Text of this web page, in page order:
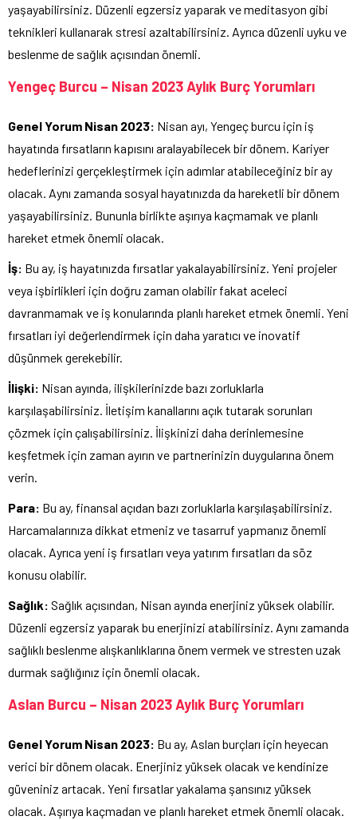
yaşayabilirsiniz. Düzenli egzersiz yaparak ve meditasyon gibi
teknikleri kullanarak stresi azaltabilirsiniz. Ayrıca düzenli uyku ve
beslenme de sağlık açısından önemli.
Yengeç Burcu – Nisan 2023 Aylık Burç Yorumları
Genel Yorum Nisan 2023: Nisan ayı, Yengeç burcu için iş
hayatında fırsatların kapısını aralayabilecek bir dönem. Kariyer
hedeflerinizi gerçekleştirmek için adımlar atabileceğiniz bir ay
olacak. Aynı zamanda sosyal hayatınızda da hareketli bir dönem
yaşayabilirsiniz. Bununla birlikte aşırıya kaçmamak ve planlı
hareket etmek önemli olacak.
İş: Bu ay, iş hayatınızda fırsatlar yakalayabilirsiniz. Yeni projeler
veya işbirlikleri için doğru zaman olabilir fakat aceleci
davranmamak ve iş konularında planlı hareket etmek önemli. Yeni
fırsatları iyi değerlendirmek için daha yaratıcı ve inovatif
düşünmek gerekebilir.
İlişki: Nisan ayında, ilişkilerinizde bazı zorluklarla
karşılaşabilirsiniz. İletişim kanallarını açık tutarak sorunları
çözmek için çalışabilirsiniz. İlişkinizi daha derinlemesine
keşfetmek için zaman ayırın ve partnerinizin duygularına önem
verin.
Para: Bu ay, finansal açıdan bazı zorluklarla karşılaşabilirsiniz.
Harcamalarınıza dikkat etmeniz ve tasarruf yapmanız önemli
olacak. Ayrıca yeni iş fırsatları veya yatırım fırsatları da söz
konusu olabilir.
Sağlık: Sağlık açısından, Nisan ayında enerjiniz yüksek olabilir.
Düzenli egzersiz yaparak bu enerjinizi atabilirsiniz. Aynı zamanda
sağlıklı beslenme alışkanlıklarına önem vermek ve stresten uzak
durmak sağlığınız için önemli olacak.
Aslan Burcu – Nisan 2023 Aylık Burç Yorumları
Genel Yorum Nisan 2023: Bu ay, Aslan burçları için heyecan
verici bir dönem olacak. Enerjiniz yüksek olacak ve kendinize
güveniniz artacak. Yeni fırsatlar yakalama şansınız yüksek
olacak. Aşırıya kaçmadan ve planlı hareket etmek önemli olacak.